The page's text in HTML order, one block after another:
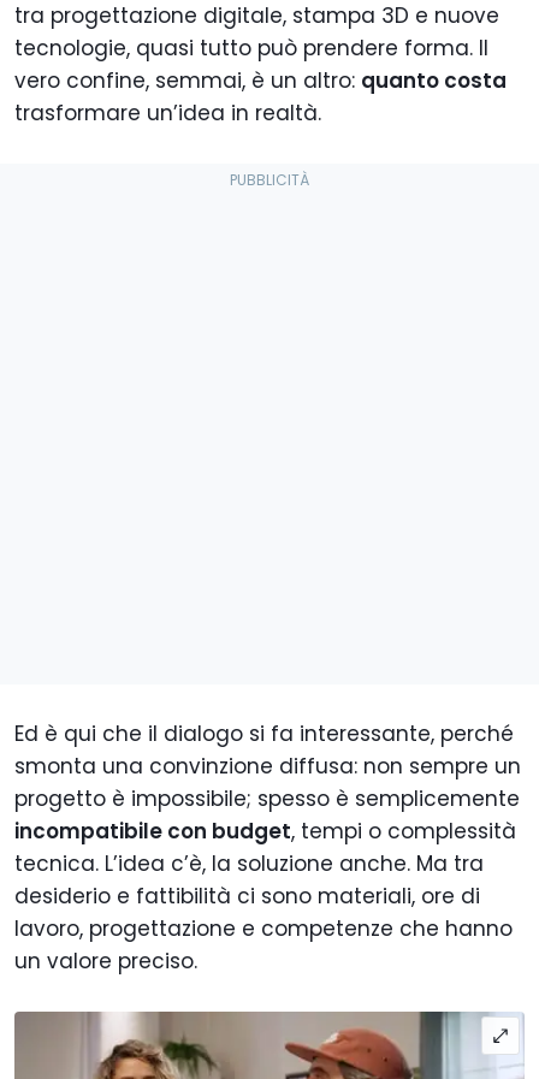
tra progettazione digitale, stampa 3D e nuove
tecnologie, quasi tutto può prendere forma. Il
vero confine, semmai, è un altro: quanto costa
trasformare un’idea in realtà.
Ed è qui che il dialogo si fa interessante, perché
smonta una convinzione diffusa: non sempre un
progetto è impossibile; spesso è semplicemente
incompatibile con budget, tempi o complessità
tecnica. L’idea c’è, la soluzione anche. Ma tra
desiderio e fattibilità ci sono materiali, ore di
lavoro, progettazione e competenze che hanno
un valore preciso.